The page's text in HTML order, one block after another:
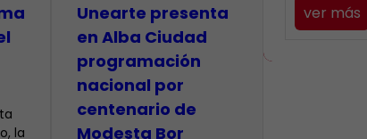
la
​Unearte presenta
en Alba Ciudad
programación
nacional por
centenario de
Modesta Bor
ver más